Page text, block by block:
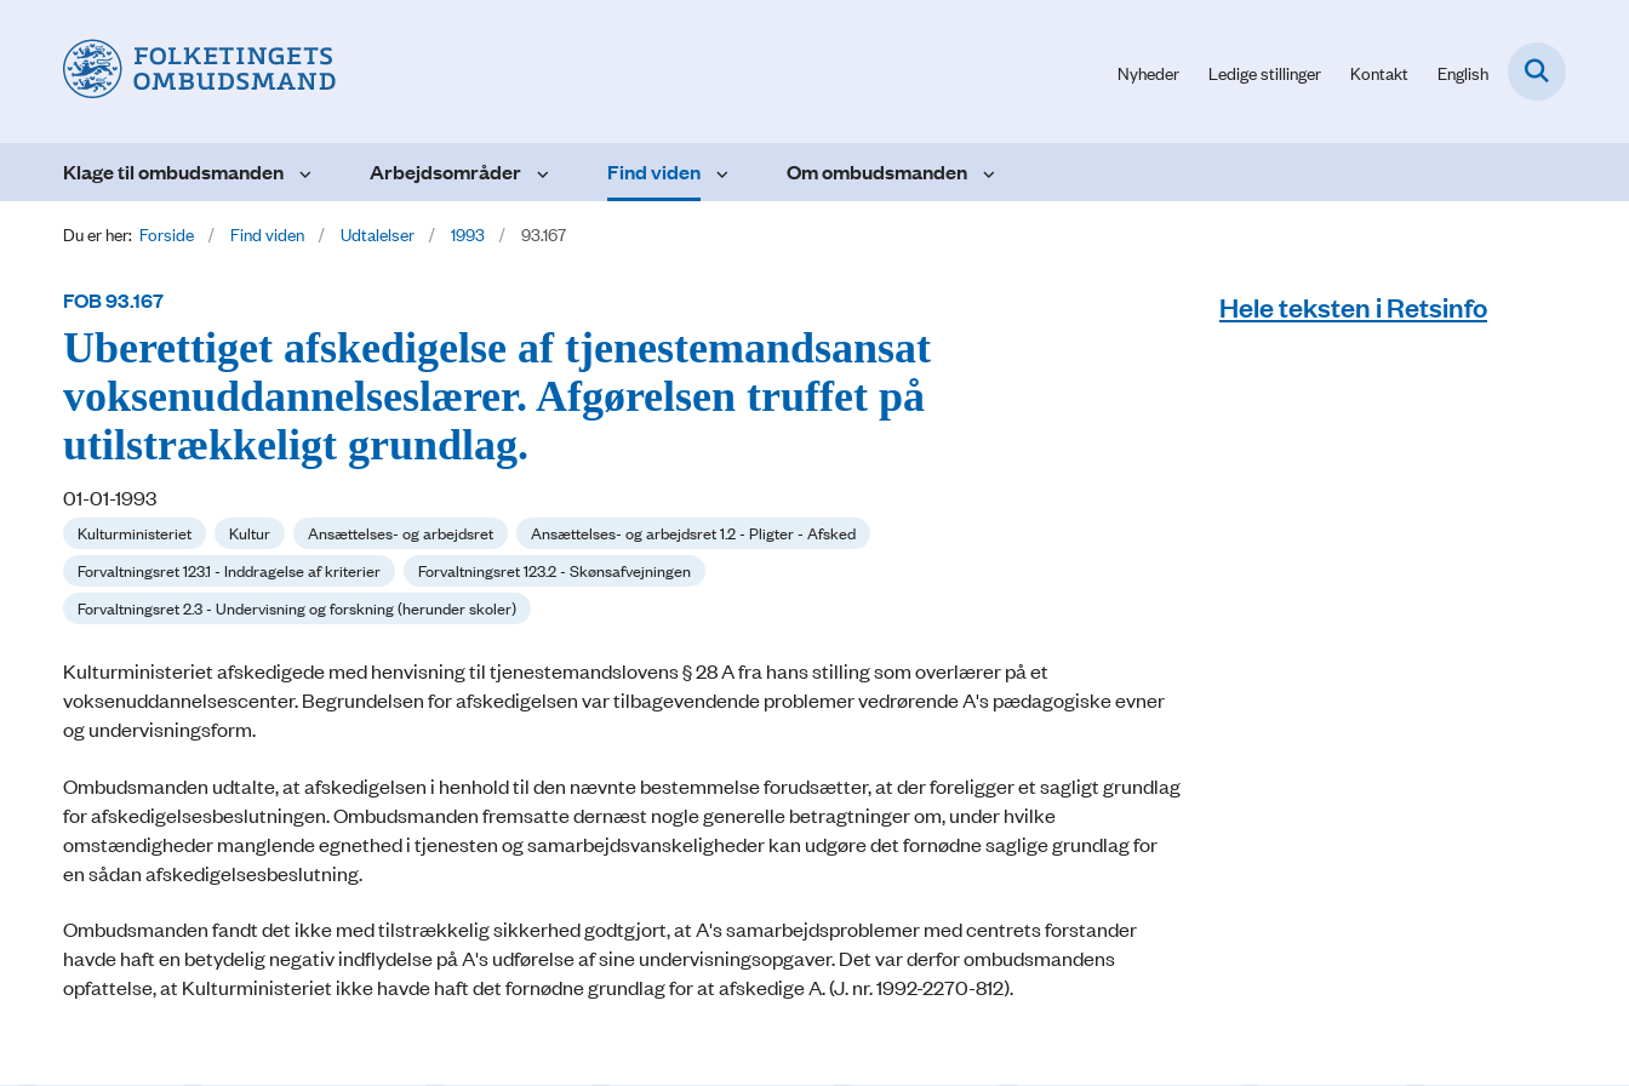
Nyheder Ledige stillinger Kontakt English
Klage til ombudsmanden Arbejdsområder Find viden Om ombudsmanden
Du er her: Forside Find viden Udtalelser 1993 93.167
FOB 93.167
Uberettiget afskedigelse af tjenestemandsansat
voksenuddannelseslærer. Afgørelsen truffet på
utilstrækkeligt grundlag.
01-01-1993
Kulturministeriet Kultur Ansættelses- og arbejdsret
Ansættelses- og arbejdsret 1.2 - Pligter - Afsked
Forvaltningsret 123.1 - Inddragelse af kriterier
Forvaltningsret 123.2 - Skønsafvejningen
Forvaltningsret 2.3 - Undervisning og forskning (herunder skoler)
Kulturministeriet afskedigede med henvisning til tjenestemandslovens § 28 A fra hans stilling som overlærer på et
voksenuddannelsescenter. Begrundelsen for afskedigelsen var tilbagevendende problemer vedrørende A's pædagogiske evner
og undervisningsform.
Ombudsmanden udtalte, at afskedigelsen i henhold til den nævnte bestemmelse forudsætter, at der foreligger et sagligt grundlag
for afskedigelsesbeslutningen. Ombudsmanden fremsatte dernæst nogle generelle betragtninger om, under hvilke
omstændigheder manglende egnethed i tjenesten og samarbejdsvanskeligheder kan udgøre det fornødne saglige grundlag for
en sådan afskedigelsesbeslutning.
Ombudsmanden fandt det ikke med tilstrækkelig sikkerhed godtgjort, at A's samarbejdsproblemer med centrets forstander
havde haft en betydelig negativ indflydelse på A's udførelse af sine undervisningsopgaver. Det var derfor ombudsmandens
opfattelse, at Kulturministeriet ikke havde haft det fornødne grundlag for at afskedige A. (J. nr. 1992-2270-812).
Hele teksten i Retsinfo